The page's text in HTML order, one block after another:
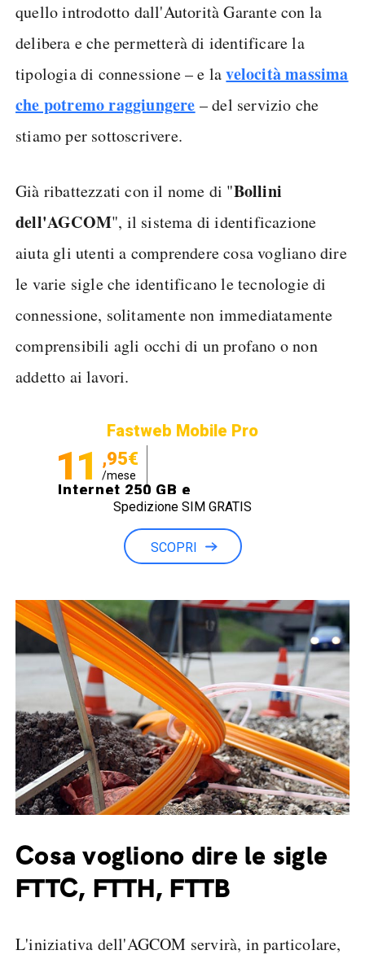
quello introdotto dall'Autorità Garante con la
delibera e che permetterà di identificare la
tipologia di connessione – e lavelocità massima
che potremo raggiungere – del servizio che
stiamo per sottoscrivere.
Già ribattezzati con il nome di "Bollini
dell'AGCOM", il sistema di identificazione
aiuta gli utenti a comprendere cosa vogliano dire
le varie sigle che identificano le tecnologie di
connessione, solitamente non immediatamente
comprensibili agli occhi di un profano o non
addetto ai lavori.
Fastweb Mobile Pro
11 ,95€
/mese
Internet 250 GB e
Minuti illimitati
Spedizione SIM GRATIS
SCOPRI
Cosa vogliono dire le sigle
FTTC, FTTH, FTTB
L'iniziativa dell'AGCOM servirà, in particolare,